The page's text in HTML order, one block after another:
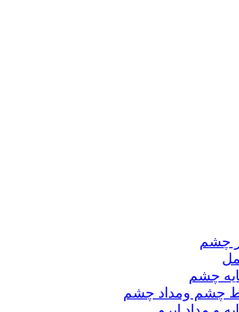
چشم
چشم
چشم ومداد چشم